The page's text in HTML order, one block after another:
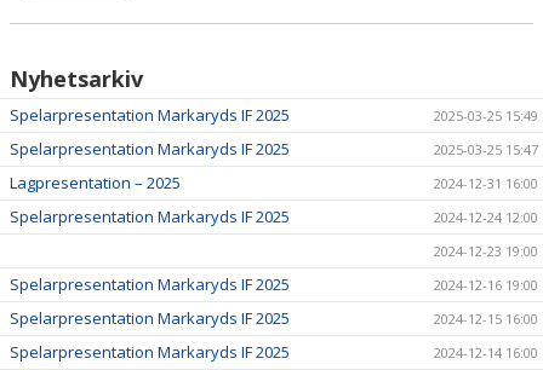
Nyhetsarkiv
Spelarpresentation Markaryds IF 2025 2025-03-25 15:49
Spelarpresentation Markaryds IF 2025 2025-03-25 15:47
Lagpresentation – 2025 2024-12-31 16:00
Spelarpresentation Markaryds IF 2025
2024-12-24 12:00
2024-12-23 19:00
Spelarpresentation Markaryds IF 2025 2024-12-16 19:00
Spelarpresentation Markaryds IF 2025 2024-12-15 16:00
Spelarpresentation Markaryds IF 2025
2024-12-14 16:00